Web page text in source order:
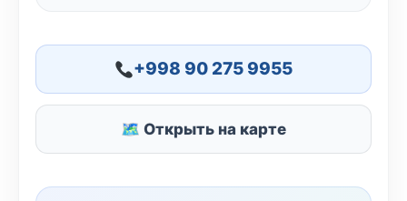
+998 90 275 9955
🗺 Открыть на карте